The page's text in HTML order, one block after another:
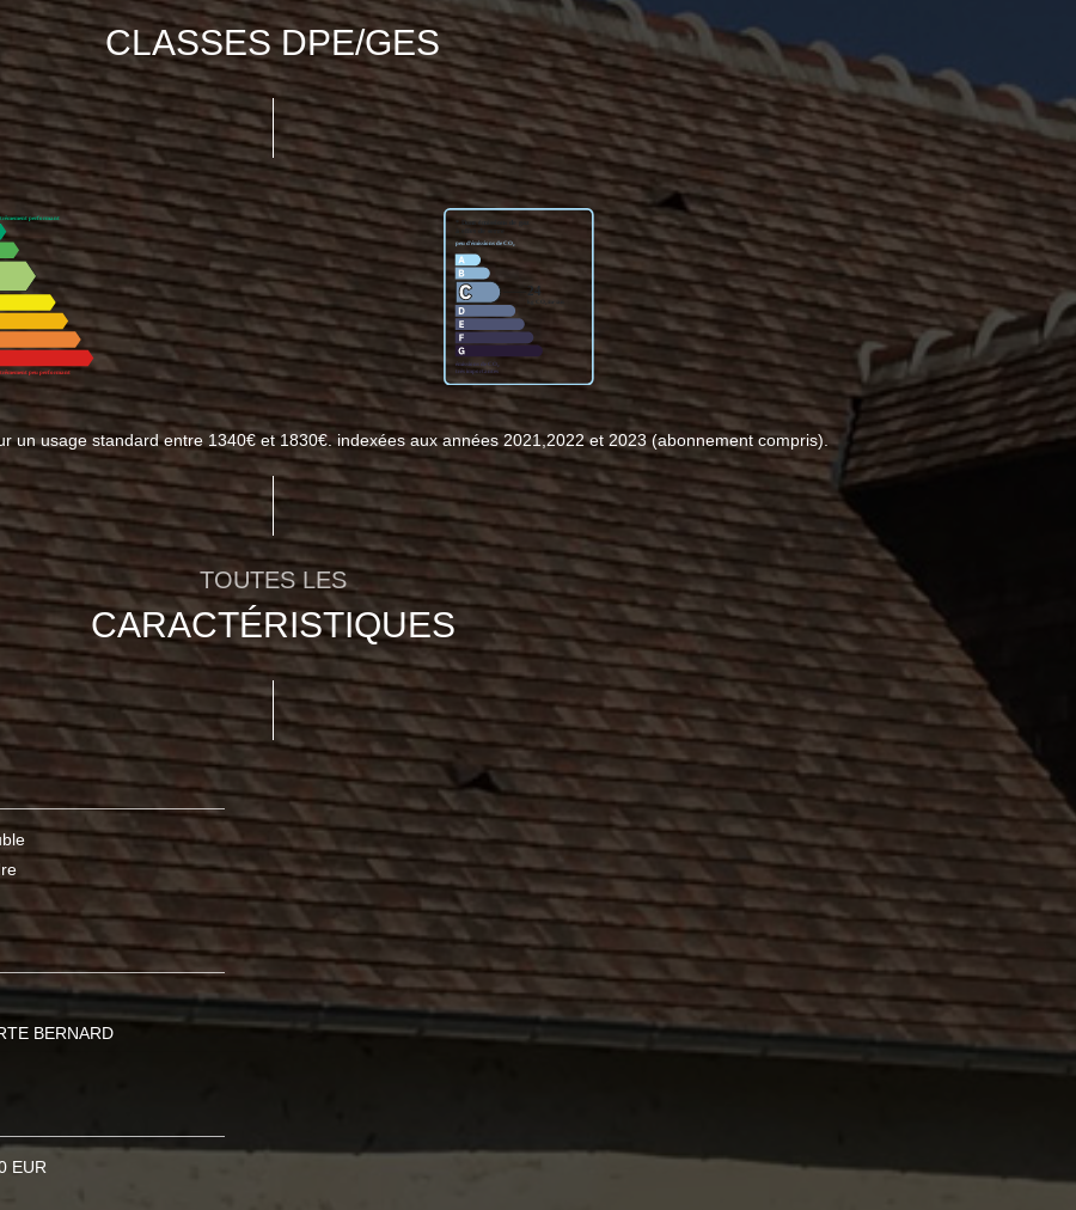
CLASSES DPE/GES
un usage standard entre 1340€ et 1830€. indexées aux années 2021,2022 et 2023 (abonnement compris).
TOUTES LES
CARACTÉRISTIQUES
BERNARD
EUR